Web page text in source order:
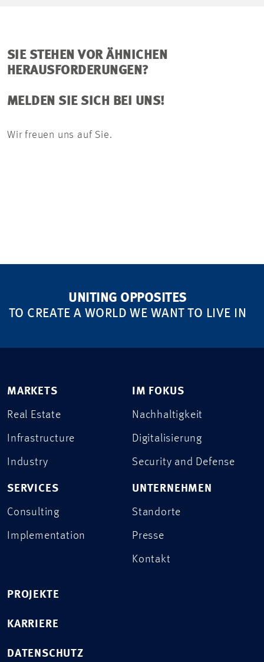
SIE STEHEN VOR ÄHNICHEN
HERAUSFORDERUNGEN?
MELDEN SIE SICH BEI UNS!
Wir freuen uns auf Sie.
UNITING OPPOSITES
TO CREATE A WORLD WE WANT TO LIVE IN
MARKETS
Real Estate
Infrastructure
Industry
SERVICES
Consulting
Implementation
IM FOKUS
Nachhaltigkeit
Digitalisierung
Security and Defense
UNTERNEHMEN
Standorte
Presse
Kontakt
PROJEKTE
KARRIERE
DATENSCHUTZ